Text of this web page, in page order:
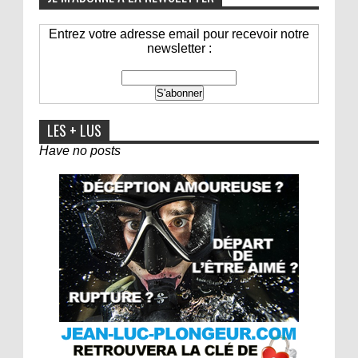
Entrez votre adresse email pour recevoir notre
newsletter :
LES + LUS
Have no posts